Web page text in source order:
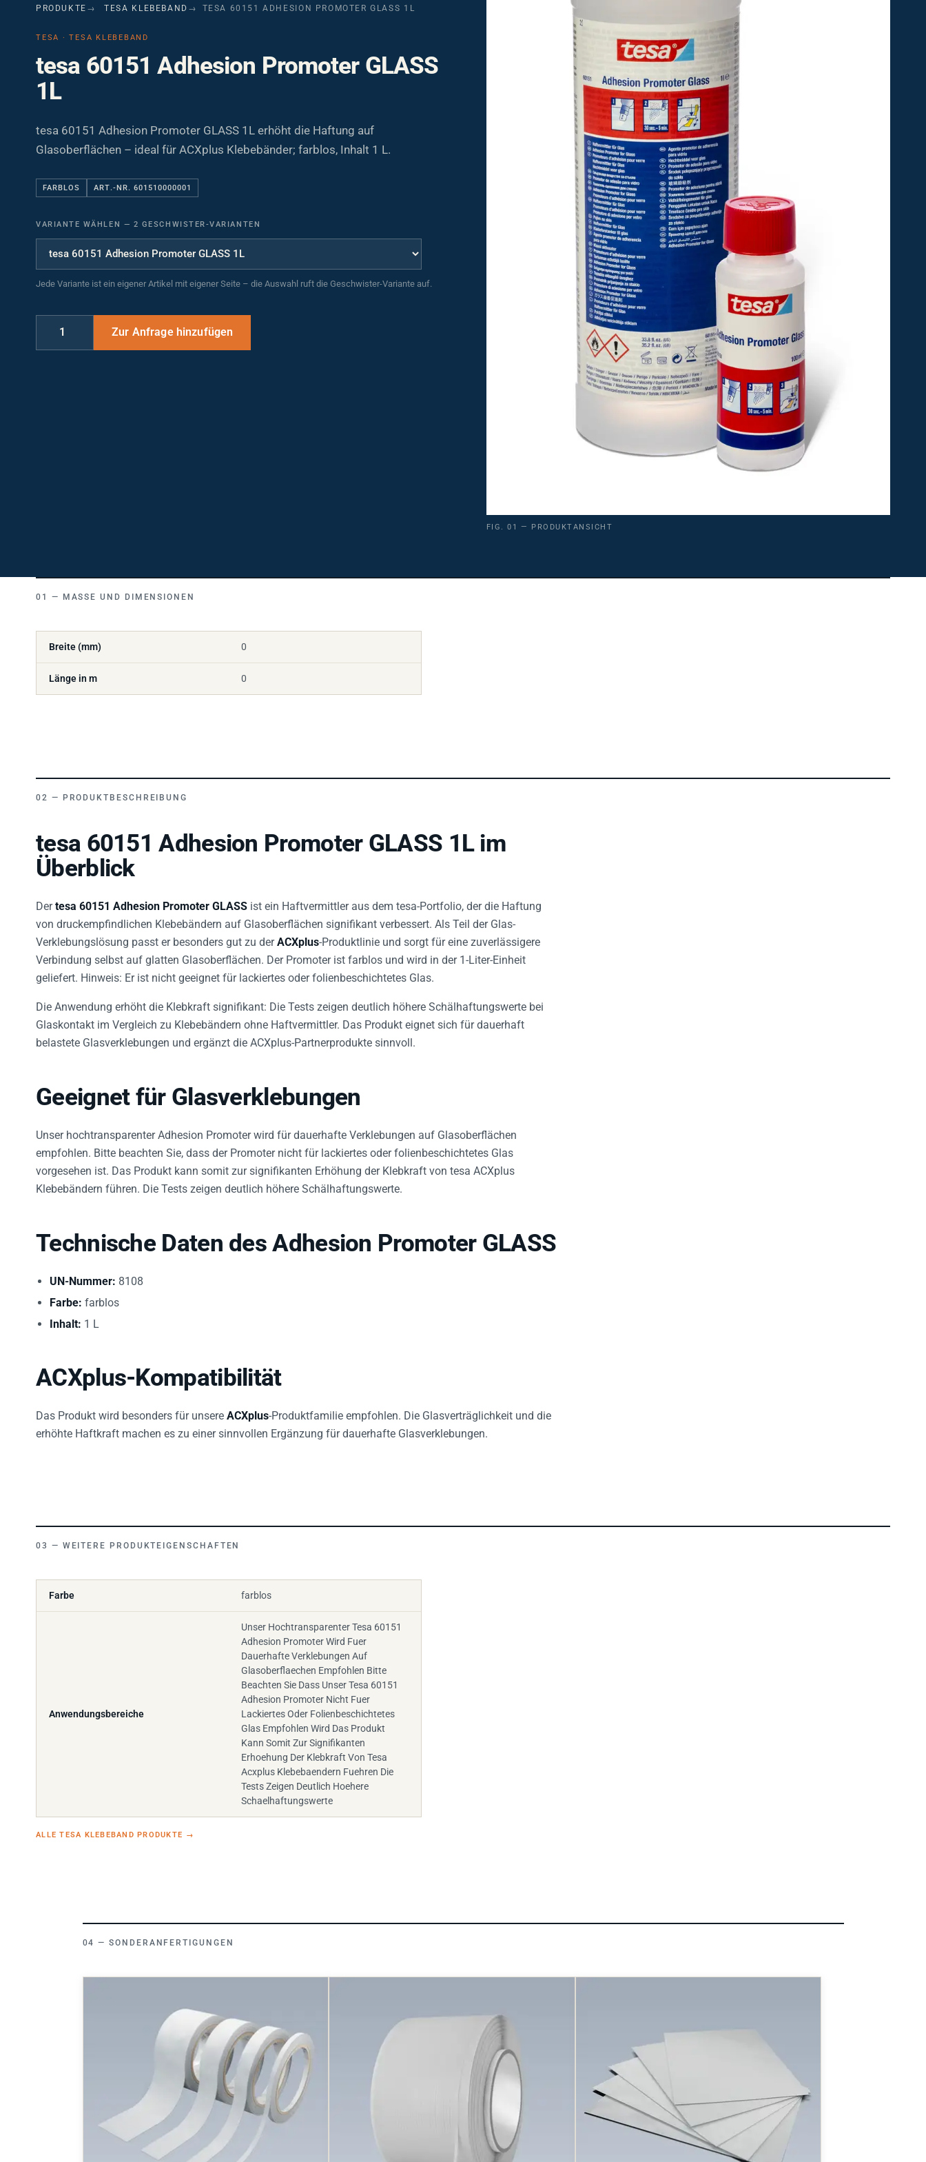
PRODUKTE TESA KLEBEBAND TESA 60151 ADHESION PROMOTER GLASS 1L
TESA · TESA KLEBEBAND
tesa 60151 Adhesion Promoter GLASS
1L
tesa 60151 Adhesion Promoter GLASS 1L erhöht die Haftung auf
Glasoberflächen – ideal für ACXplus Klebebänder; farblos, Inhalt 1 L.
FARBLOS ART.-NR. 601510000001
VARIANTE WÄHLEN 2 GESCHWISTER-VARIANTEN
Jede Variante ist ein eigener Artikel mit eigener Seite – die Auswahl ruft die Geschwister-Variante auf.
FIG. 01 — PRODUKTANSICHT
MASSE UND DIMENSIONEN
Breite (mm) 0
Länge in m 0
PRODUKTBESCHREIBUNG
tesa 60151 Adhesion Promoter GLASS 1L im
Überblick
Dertesa 60151 Adhesion Promoter GLASS ist ein Haftvermittler aus dem tesa-Portfolio, der die Haftung
von druckempfindlichen Klebebändern auf Glasoberflächen signifikant verbessert. Als Teil der Glas-
Verklebungslösung passt er besonders gut zu der ACXplus-Produktlinie und sorgt für eine zuverlässigere
Verbindung selbst auf glatten Glasoberflächen. Der Promoter ist farblos und wird in der 1-Liter-Einheit
geliefert. Hinweis: Er ist nicht geeignet für lackiertes oder folienbeschichtetes Glas.
Die Anwendung erhöht die Klebkraft signifikant: Die Tests zeigen deutlich höhere Schälhaftungswerte bei
Glaskontakt im Vergleich zu Klebebändern ohne Haftvermittler. Das Produkt eignet sich für dauerhaft
belastete Glasverklebungen und ergänzt die ACXplus-Partnerprodukte sinnvoll.
Geeignet für Glasverklebungen
Unser hochtransparenter Adhesion Promoter wird für dauerhafte Verklebungen auf Glasoberflächen
empfohlen. Bitte beachten Sie, dass der Promoter nicht für lackiertes oder folienbeschichtetes Glas
vorgesehen ist. Das Produkt kann somit zur signifikanten Erhöhung der Klebkraft von tesa ACXplus
Klebebändern führen. Die Tests zeigen deutlich höhere Schälhaftungswerte.
Technische Daten des Adhesion Promoter GLASS
UN-Nummer: 8108
Farbe: farblos
Inhalt: 1 L
ACXplus-Kompatibilität
Das Produkt wird besonders für unsere ACXplus-Produktfamilie empfohlen. Die Glasverträglichkeit und die
erhöhte Haftkraft machen es zu einer sinnvollen Ergänzung für dauerhafte Glasverklebungen.
WEITERE PRODUKTEIGENSCHAFTEN
Farbe farblos
Anwendungsbereiche
Unser Hochtransparenter Tesa 60151
Adhesion Promoter Wird Fuer
Dauerhafte Verklebungen Auf
Glasoberflaechen Empfohlen Bitte
Beachten Sie Dass Unser Tesa 60151
Adhesion Promoter Nicht Fuer
Lackiertes Oder Folienbeschichtetes
Glas Empfohlen Wird Das Produkt
Kann Somit Zur Signifikanten
Erhoehung Der Klebkraft Von Tesa
Acxplus Klebebaendern Fuehren Die
Tests Zeigen Deutlich Hoehere
Schaelhaftungswerte
ALLE TESA KLEBEBAND PRODUKTE
SONDERANFERTIGUNGEN